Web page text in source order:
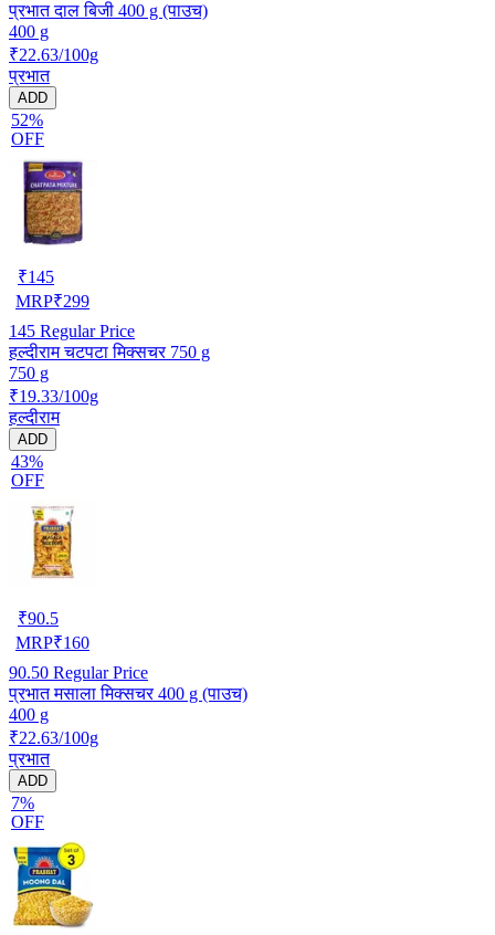
प्रभात दाल बिजी 400 g (पाउच)
400 g
₹22.63/100g
प्रभात
ADD
52%
OFF
₹145
MRP₹299
145 Regular Price
हल्दीराम चटपटा मिक्सचर 750 g
750 g
₹19.33/100g
हल्दीराम
ADD
43%
OFF
₹90.5
MRP₹160
90.50 Regular Price
प्रभात मसाला मिक्सचर 400 g (पाउच)
400 g
₹22.63/100g
प्रभात
ADD
7%
OFF